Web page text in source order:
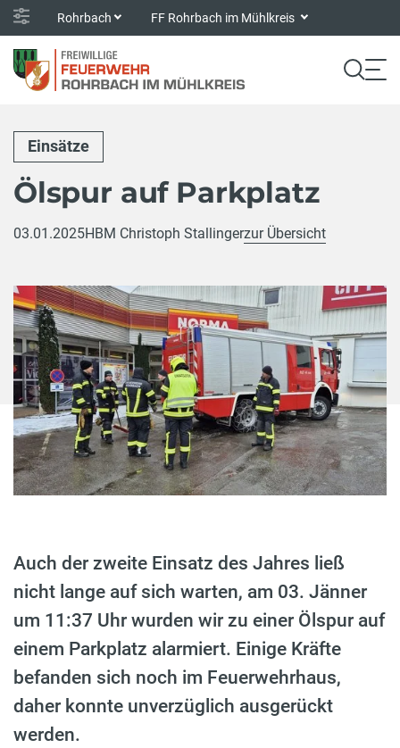
Rohrbach FF Rohrbach im Mühlkreis
Einsätze
Ölspur auf Parkplatz
03.01.2025HBM Christoph Stallingerzur Übersicht
Auch der zweite Einsatz des Jahres ließ
nicht lange auf sich warten, am 03. Jänner
um 11:37 Uhr wurden wir zu einer Ölspur auf
einem Parkplatz alarmiert. Einige Kräfte
befanden sich noch im Feuerwehrhaus,
daher konnte unverzüglich ausgerückt
werden.